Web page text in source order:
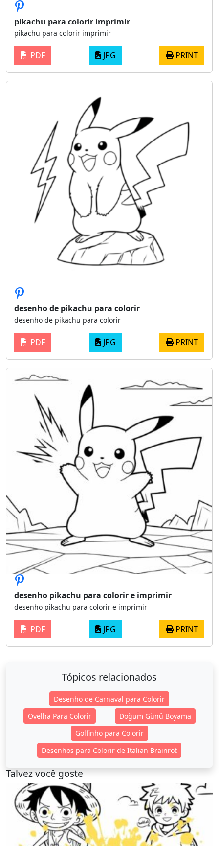
pikachu para colorir imprimir
pikachu para colorir imprimir
PDF JPG PRINT
desenho de pikachu para colorir
desenho de pikachu para colorir
PDF JPG PRINT
desenho pikachu para colorir e imprimir
desenho pikachu para colorir e imprimir
PDF JPG PRINT
Tópicos relacionados
Desenho de Carnaval para Colorir
Ovelha Para Colorir
Doğum Günü Boyama
Golfinho para Colorir
Desenhos para Colorir de Italian Brainrot
Talvez você goste